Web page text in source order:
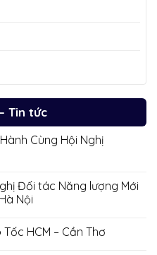
Tin tức
Cùng Hội Nghị
Đối tác Năng lượng Mới
Nội
HCM – Cần Thơ